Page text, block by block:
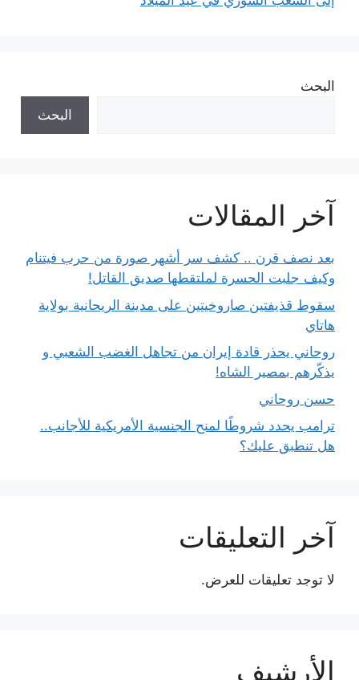
البحث
البحث
آخر المقالات
بعد نصف قرن .. كشف سر أشهر صورة من حرب فيتنام
وكيف جلبت الحسرة لملتقطها صديق القاتل!
سقوط قذيفتين صاروخيتين على مدينة الريحانية بولاية
هاتاي
روحاني يحذر قادة إيران من تجاهل الغضب الشعبي و
يذكّرهم بمصير الشاه!
حسن روحاني
ترامب يحدد شروطًا لمنح الجنسية الأمريكية للأجانب..
هل تنطبق عليك؟
آخر التعليقات
لا توجد تعليقات للعرض.
الأرشيف